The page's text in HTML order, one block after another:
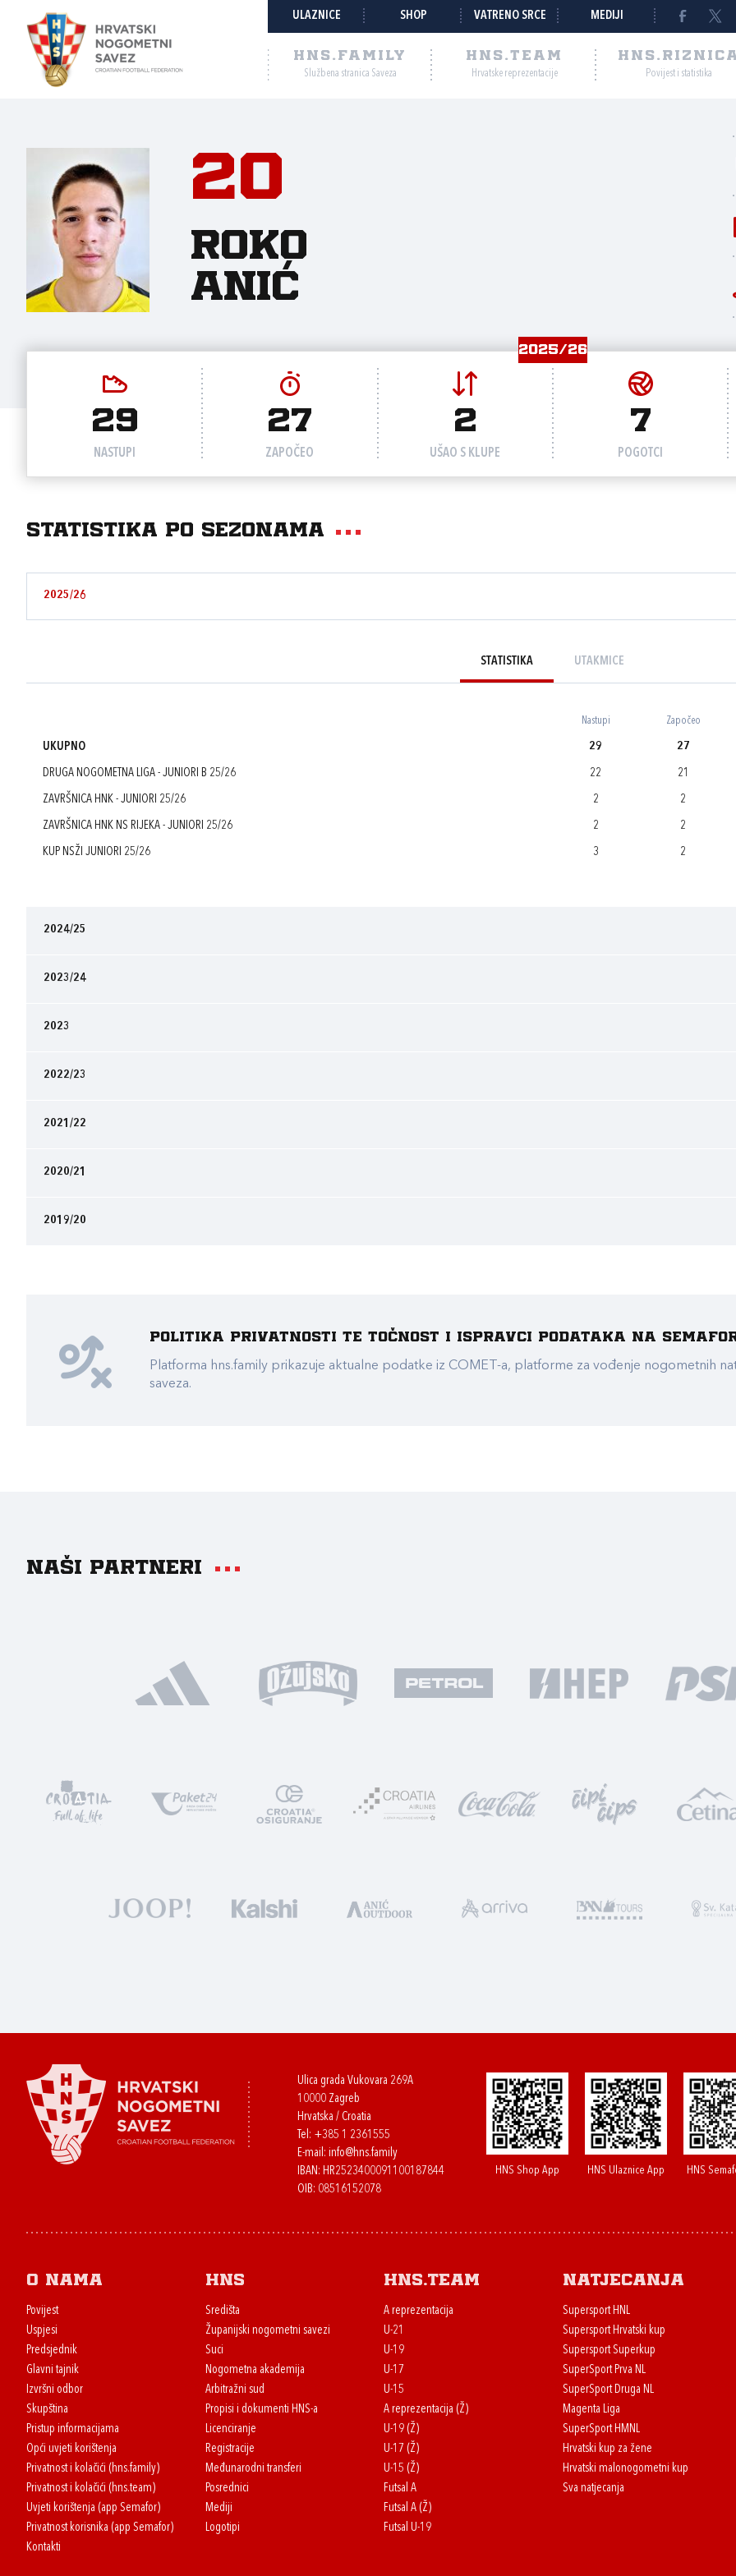
ULAZNICE SHOP VATRENO SRCE MEDIJI
HNS.FAMILY
Službena stranica Saveza
HNS.TEAM
Hrvatske reprezentacije Povijest i statistika
20
Roko
Anić
2025/26
29
NASTUPI
27
ZAPOČEO
2
UŠAO S KLUPE
7
POGOTCI
Statistika po sezonama
2025/26
STATISTIKA UTAKMICE
Nastupi Započeo
UKUPNO 29 27
DRUGA NOGOMETNA LIGA - JUNIORI B 25/26 22 21
ZAVRŠNICA HNK - JUNIORI 25/26 2 2
ZAVRŠNICA HNK NS RIJEKA - JUNIORI 25/26 2 2
KUP NSŽI JUNIORI 25/26 3 2
2024/25
2023/24
2023
2022/23
2021/22
2020/21
2019/20
Politika privatnosti te točnost i ispravci podataka na
Platforma hns.family prikazuje aktualne podatke iz COMET-a, platforme za vođenje nogometnih
saveza.
Naši partneri
Ulica grada Vukovara 269A
10000 Zagreb
Hrvatska / Croatia
Tel: +385 1 2361555
E-mail: info@hns.family
IBAN: HR2523400091100187844
OIB: 08516152078
HNS Shop App HNS Ulaznice App HNS
O nama
Povijest
Uspjesi
Predsjednik
Glavni tajnik
Izvršni odbor
Skupština
Pristup informacijama
Opći uvjeti korištenja
Privatnost i kolačići (hns.family)
Privatnost i kolačići (hns.team)
Uvjeti korištenja (app Semafor)
Privatnost korisnika (app Semafor)
Kontakti
HNS
Središta
Županijski nogometni savezi
Suci
Nogometna akademija
Arbitražni sud
Propisi i dokumenti HNS-a
Licenciranje
Registracije
Međunarodni transferi
Posrednici
Mediji
Logotipi
HNS.team
A reprezentacija
U-21
U-19
U-17
U-15
A reprezentacija (Ž)
U-19 (Ž)
U-17 (Ž)
U-15 (Ž)
Futsal A
Futsal A (Ž)
Futsal U-19
Natjecanja
Supersport HNL
Supersport Hrvatski kup
Supersport Superkup
SuperSport Prva NL
SuperSport Druga NL
Magenta Liga
SuperSport HMNL
Hrvatski kup za žene
Hrvatski malonogometni kup
Sva natjecanja